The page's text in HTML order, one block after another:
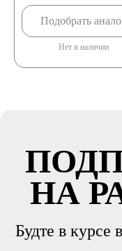
Подобрать
Нет в наличии
НА
Будте в курсе